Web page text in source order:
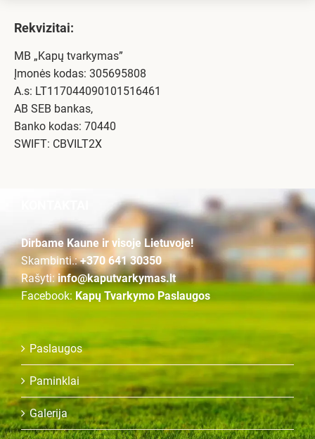
Rekvizitai:
MB „Kapų tvarkymas”
Įmonės kodas: 305695808
A.s: LT117044090101516461
AB SEB bankas,
Banko kodas: 70440
SWIFT: CBVILT2X
Dirbame Kaune ir visoje Lietuvoje!
Skambinti.:+370 641 30350
Rašyti:info@kaputvarkymas.lt
Facebook: Kapų Tvarkymo Paslaugos
Paslaugos
Paminklai
Galerija